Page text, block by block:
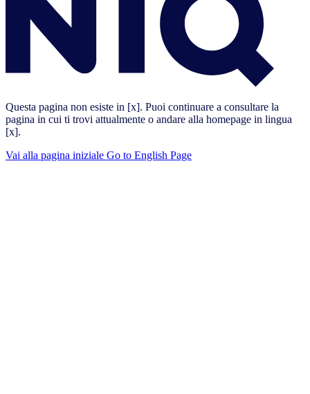
Questa pagina non esiste in [x]. Puoi continuare a consultare la
pagina in cui ti trovi attualmente o andare alla homepage in lingua
[x].
Vai alla pagina iniziale Go to English Page